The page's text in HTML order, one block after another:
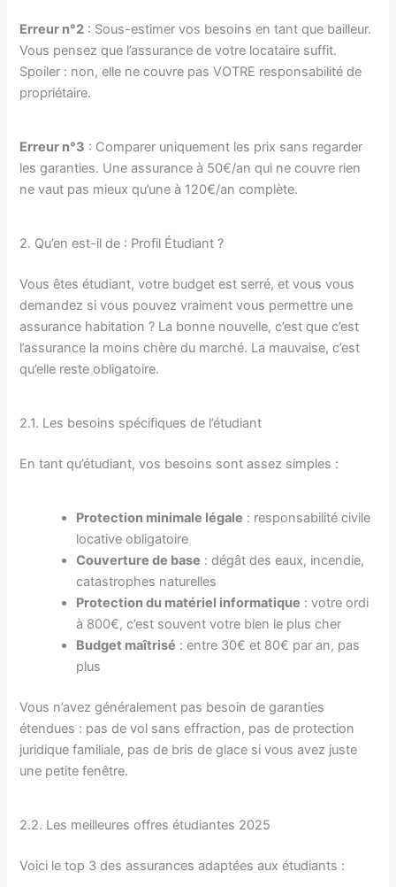
Erreur n°2 : Sous-estimer vos besoins en tant que bailleur.
Vous pensez que l’assurance de votre locataire suffit.
Spoiler : non, elle ne couvre pas VOTRE responsabilité de
propriétaire.
Erreur n°3 : Comparer uniquement les prix sans regarder
les garanties. Une assurance à 50€/an qui ne couvre rien
ne vaut pas mieux qu’une à 120€/an complète.
2. Qu’en est-il de : Profil Étudiant ?
Vous êtes étudiant, votre budget est serré, et vous vous
demandez si vous pouvez vraiment vous permettre une
assurance habitation ? La bonne nouvelle, c’est que c’est
l’assurance la moins chère du marché. La mauvaise, c’est
qu’elle reste obligatoire.
2.1. Les besoins spécifiques de l’étudiant
En tant qu’étudiant, vos besoins sont assez simples :
Protection minimale légale : responsabilité civile
locative obligatoire
Couverture de base : dégât des eaux, incendie,
catastrophes naturelles
Protection du matériel informatique : votre ordi
à 800€, c’est souvent votre bien le plus cher
Budget maîtrisé : entre 30€ et 80€ par an, pas
plus
Vous n’avez généralement pas besoin de garanties
étendues : pas de vol sans effraction, pas de protection
juridique familiale, pas de bris de glace si vous avez juste
une petite fenêtre.
2.2. Les meilleures offres étudiantes 2025
Voici le top 3 des assurances adaptées aux étudiants :